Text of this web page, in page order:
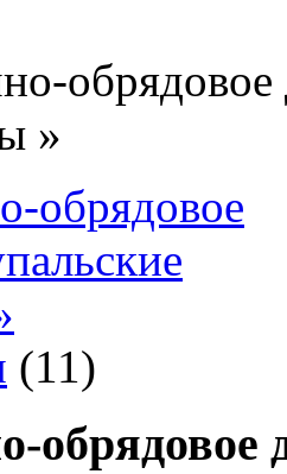
обрядовое
»
(11)
обрядовое